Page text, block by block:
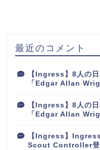
最近のコメント
【Ingress】8人の
「Edgar Allan
【Ingress】8人の
「Edgar Allan
【Ingress】
Scout Controller登